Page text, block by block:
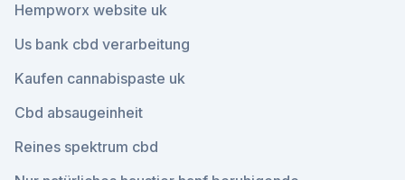
Hempworx website uk
Us bank cbd verarbeitung
Kaufen cannabispaste uk
Cbd absaugeinheit
Reines spektrum cbd